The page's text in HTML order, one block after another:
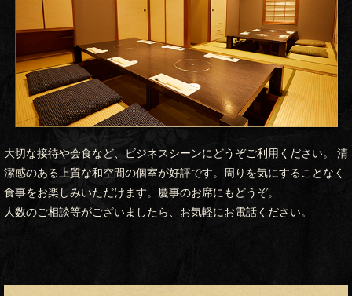
大切な接待や会食など、ビジネスシーンにどうぞご利用ください。 清
潔感のある上質な和空間の個室が好評です。周りを気にすることなく
食事をお楽しみいただけます。慶事のお席にもどうぞ。
人数のご相談等がございましたら、お気軽にお電話ください。